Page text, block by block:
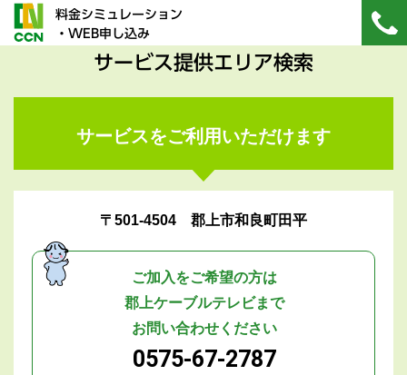
料金シミュレーション
・WEB申し込み
サービス提供エリア検索
サービスをご利用いただけます
〒501-4504 郡上市和良町田平
ご加入をご希望の方は
郡上ケーブルテレビまで
お問い合わせください
0575-67-2787